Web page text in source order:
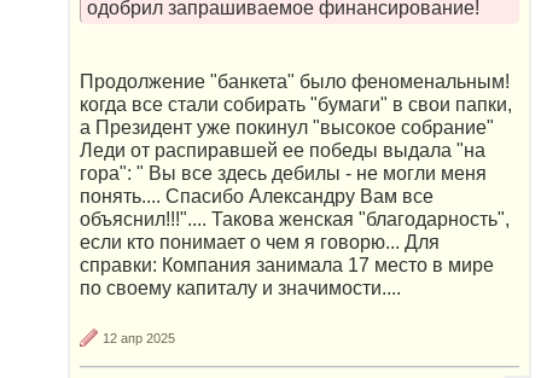
одобрил запрашиваемое финансирование!
Продолжение "банкета" было феноменальным!
когда все стали собирать "бумаги" в свои папки,
а Президент уже покинул "высокое собрание"
Леди от распиравшей ее победы выдала "на
гора": " Вы все здесь дебилы - не могли меня
понять.... Спасибо Александру Вам все
объяснил!!!".... Такова женская "благодарность",
если кто понимает о чем я говорю... Для
справки: Компания занимала 17 место в мире
по своему капиталу и значимости....
12 апр 2025